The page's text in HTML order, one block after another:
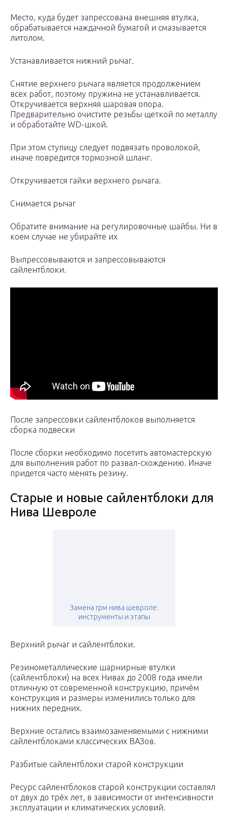
Место, куда будет запрессована внешняя втулка,
обрабатывается наждачной бумагой и смазывается
литолом.
Устанавливается нижний рычаг.
Снятие верхнего рычага является продолжением
всех работ, поэтому пружина не устанавливается.
Откручивается верхняя шаровая опора.
Предварительно очистите резьбы щеткой по металлу
и обработайте WD-шкой.
При этом ступицу следует подвязать проволокой,
иначе повредится тормозной шланг.
Откручивается гайки верхнего рычага.
Снимается рычаг
Обратите внимание на регулировочные шайбы. Ни в
коем случае не убирайте их
Выпрессовываются и запрессовываются
сайлентблоки.
После запрессовки сайлентблоков выполняется
сборка подвески
После сборки необходимо посетить автомастерскую
для выполнения работ по развал-схождению. Иначе
придется часто менять резину.
Старые и новые сайлентблоки для
Нива Шевроле
Замена грм нива шевроле:
инструменты и этапы
Верхний рычаг и сайлентблоки.
Резинометаллические шарнирные втулки
(сайлентблоки) на всех Нивах до 2008 года имели
отличную от современной конструкцию, причём
конструкция и размеры изменились только для
нижних передних.
Верхние остались взаимозаменяемыми с нижними
сайлентблоками классических ВАЗов.
Разбитые сайлентблоки старой конструкции
Ресурс сайлентблоков старой конструкции составлял
от двух до трёх лет, в зависимости от интенсивности
эксплуатации и климатических условий.